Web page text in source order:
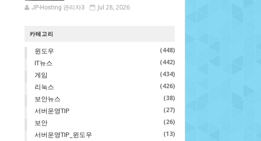
JP-Hosting 관리자3 Jul 28, 2026
카테고리
윈도우 (448)
IT뉴스 (442)
게임 (434)
리눅스 (426)
보안뉴스 (38)
서버운영TIP (27)
보안 (26)
서버운영TIP_윈도우 (13)